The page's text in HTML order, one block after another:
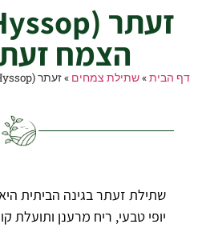
הצמח
דף הבית»שתילת צמחים »זעתר (Hyssop) – שתילת הצמח זעתר בגינה
שתילת זעתר בגינה הביתית
יופי טבעי, ריח מרענן ותועלת